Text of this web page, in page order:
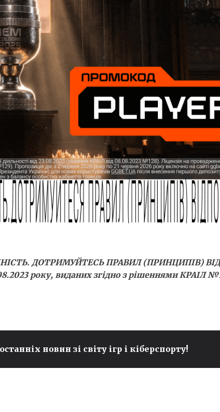
ДОТРИМУЙТЕСЬ ПРАВИЛ (ПРИНЦИПІВ)
року, виданих згідно з рішеннями КРАІЛ
новин зі світу ігр і кіберспорту!
НА
ADC
ОЧІЛЬНИК SONIC
АНОНСУВАВ НОВІ